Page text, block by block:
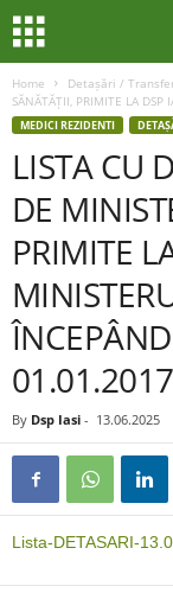
Home Detașări /
SĂNĂTĂȚII, PRIMITE LA DSP
MEDICI REZIDENTI
LISTA CU
DE
PRIMITE
01.01.2017
By Dsp Iasi - 13.06.2025
Lista-DETASARI-